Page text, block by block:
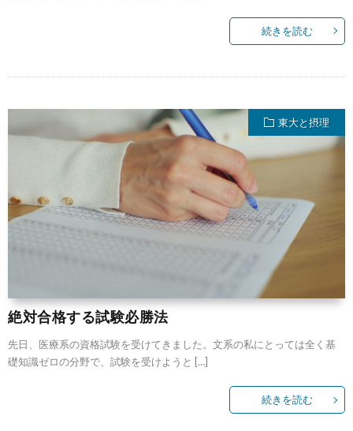
続きを読む
東大と摂理
絶対合格する試験必勝法
先日、医療系の資格試験を受けてきました。文系の私にとっては全く基
礎知識ゼロの分野で、試験を受けようと […]
続きを読む